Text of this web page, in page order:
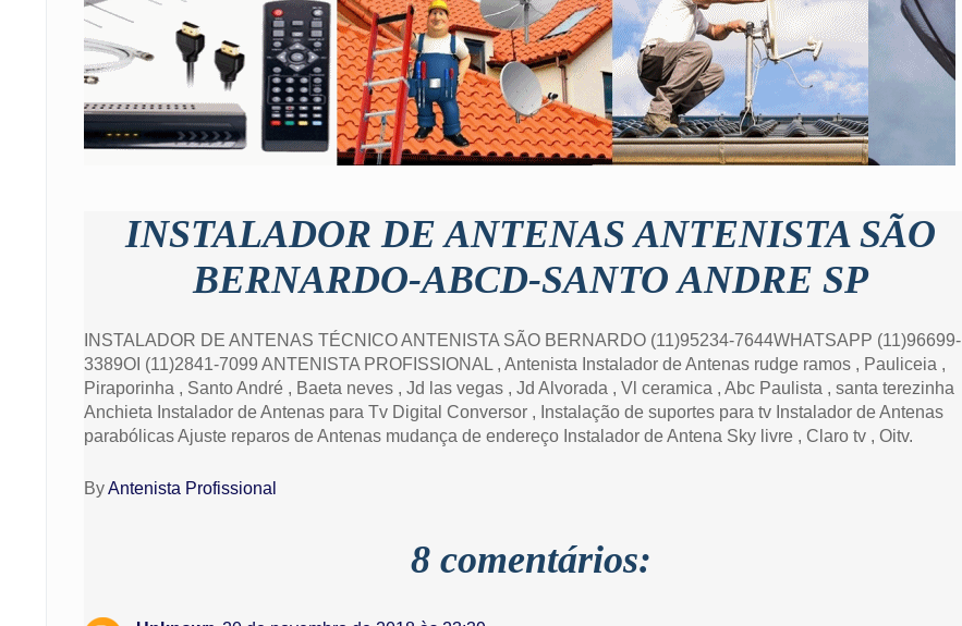
INSTALADOR DE ANTENAS ANTENISTA SÃO
BERNARDO-ABCD-SANTO ANDRE SP
INSTALADOR DE ANTENAS TÉCNICO ANTENISTA SÃO BERNARDO (11)95234-7644WHATSAPP (11)96699-
3389OI (11)2841-7099 ANTENISTA PROFISSIONAL , Antenista Instalador de Antenas rudge ramos , Pauliceia ,
Piraporinha , Santo André , Baeta neves , Jd las vegas , Jd Alvorada , Vl ceramica , Abc Paulista , santa terezinha
Anchieta Instalador de Antenas para Tv Digital Conversor , Instalação de suportes para tv Instalador de Antenas
parabólicas Ajuste reparos de Antenas mudança de endereço Instalador de Antena Sky livre , Claro tv , Oitv.
ByAntenista Profissional
8 comentários: